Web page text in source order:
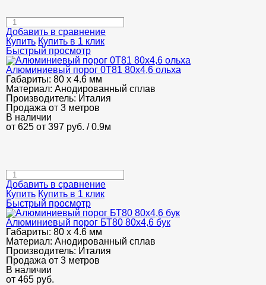
Добавить в сравнение
Купить Купить в 1 клик
Быстрый просмотр
Алюминиевый порог 0Т81 80х4,6 ольха
Габариты: 80 х 4.6 мм
Материал: Анодированный сплав
Производитель: Италия
Продажа от 3 метров
В наличии
от 625 от 397 руб. / 0.9м
Добавить в сравнение
Купить Купить в 1 клик
Быстрый просмотр
Алюминиевый порог БТ80 80х4,6 бук
Габариты: 80 х 4.6 мм
Материал: Анодированный сплав
Производитель: Италия
Продажа от 3 метров
В наличии
от 465 руб.